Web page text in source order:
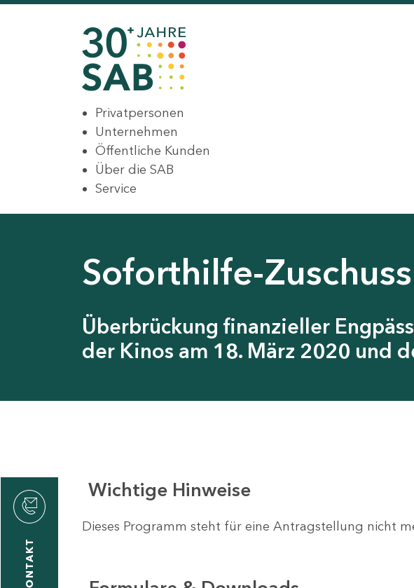
Privatpersonen
Unternehmen
Öffentliche Kunden
Über die SAB
Service
Soforthilfe-
Überbrückung finanzieller
der Kinos am 18. März 2020 und
KONTAKT
Wichtige Hinweise
Dieses Programm steht für eine Antragstellung nicht